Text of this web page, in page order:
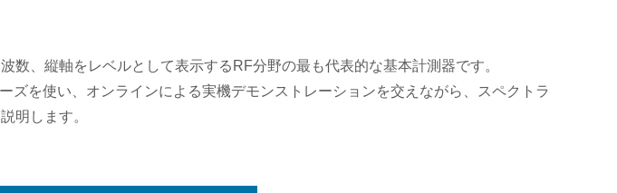
、縦軸をレベルとして表示するRF分野の最も代表的な基本計測器です。
を使い、オンラインによる実機デモンストレーションを交えながら、スペクトラ
明します。